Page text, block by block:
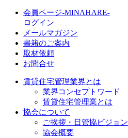
会員ページ-MINAHARE-
ログイン
メールマガジン
書籍のご案内
取材依頼
お問合せ
賃貸住宅管理業界とは
業界コンセプトワード
賃貸住宅管理業とは
協会について
ご挨拶・日管協ビジョン
協会概要